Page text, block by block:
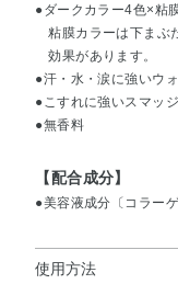
●ダークカラー4色×粘
粘膜カラーは下まぶ
効果があります。
●汗・水・涙に強いウ
●こすれに強いスマッ
●無香料
【配合成分】
●美容液成分〔コラー
使用方法